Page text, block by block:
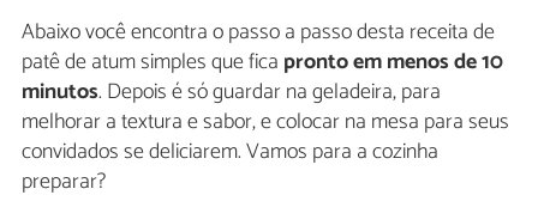
Abaixo você encontra o passo a passo desta receita de
patê de atum simples que fica pronto em menos de 10
minutos. Depois é só guardar na geladeira, para
melhorar a textura e sabor, e colocar na mesa para seus
convidados se deliciarem. Vamos para a cozinha
preparar?